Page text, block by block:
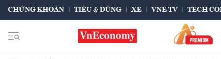
CHỨNG KHOÁN TIÊU & DÙNG XE VNE TV TECH